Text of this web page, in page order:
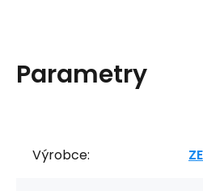
Parametry
Výrobce: